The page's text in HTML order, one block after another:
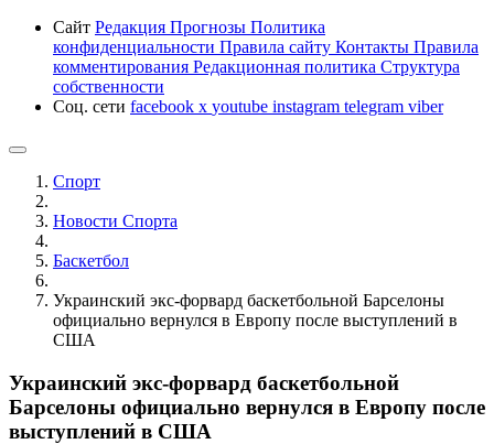
Сайт Редакция Прогнозы Политика
конфиденциальности Правила сайту Контакты Правила
комментирования Редакционная политика Структура
собственности
Соц. сети facebook x youtube instagram telegram viber
Спорт
Новости Cпорта
Баскетбол
Украинский экс-форвард баскетбольной Барселоны
официально вернулся в Европу после выступлений в
США
Украинский экс-форвард баскетбольной
Барселоны официально вернулся в Европу после
выступлений в США